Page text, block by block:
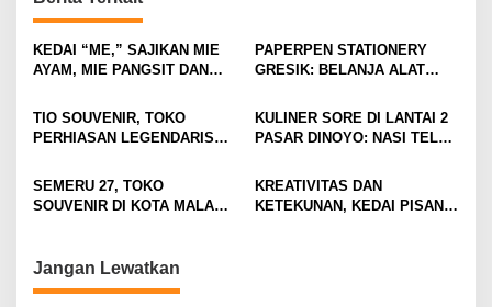
v
i
a
i
o
KEDAI “ME,” SAJIKAN MIE
AYAM, MIE PANGSIT DAN
SAJA
PAPERPEN STATIONERY
GRESIK: BELANJA ALAT
TIO SOUVENIR, TOKO
PERHIASAN LEGENDARIS
KOTA MALANG
KULINER SORE DI LANTAI 2
PASAR DINOYO: NASI TELUR
SEMERU 27, TOKO
SOUVENIR DI KOTA MALANG
DENGAN SUASANA MODERN
KREATIVITAS DAN
KETEKUNAN, KEDAI PISANG
Jangan Lewatkan